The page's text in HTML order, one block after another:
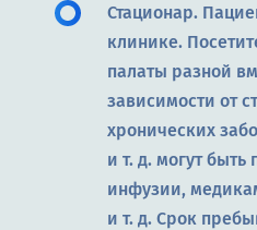
Стационар.
клинике.
палаты разной
зависимости от
хронических
и т. д. могут
инфузии,
и т. д. Срок